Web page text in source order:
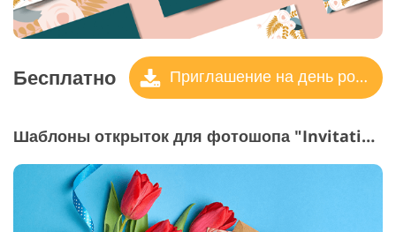
Бесплатно Приглашение на день рождения
Шаблоны открыток для фотошопа "Invitation to the Name Day"